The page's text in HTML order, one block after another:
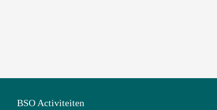
BSO Activiteiten